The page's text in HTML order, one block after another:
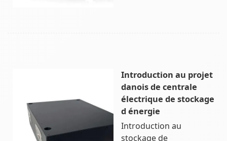
Introduction au projet
danois de centrale
électrique de stockage
d énergie
Introduction au
stockage de